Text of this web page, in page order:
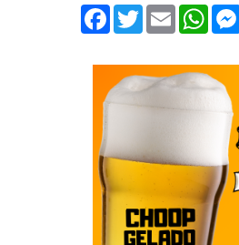
Facebook
TwitterEmail